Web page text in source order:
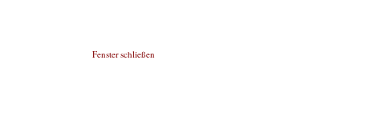
Fenster schließen